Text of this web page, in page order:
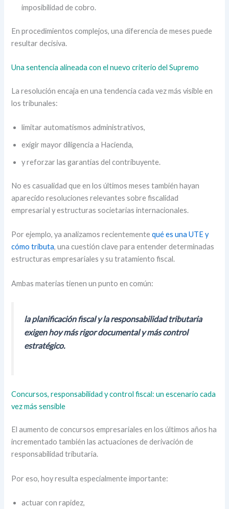
imposibilidad de cobro.
En procedimientos complejos, una diferencia de meses puede
resultar decisiva.
Una sentencia alineada con el nuevo criterio del Supremo
La resolución encaja en una tendencia cada vez más visible en
los tribunales:
limitar automatismos administrativos,
exigir mayor diligencia a Hacienda,
y reforzar las garantías del contribuyente.
No es casualidad que en los últimos meses también hayan
aparecido resoluciones relevantes sobre fiscalidad
empresarial y estructuras societarias internacionales.
Por ejemplo, ya analizamos recientementequé es una UTE y
cómo tributa, una cuestión clave para entender determinadas
estructuras empresariales y su tratamiento fiscal.
Ambas materias tienen un punto en común:
la planificación fiscal y la responsabilidad tributaria
exigen hoy más rigor documental y más control
estratégico.
Concursos, responsabilidad y control fiscal: un escenario cada
vez más sensible
El aumento de concursos empresariales en los últimos años ha
incrementado también las actuaciones de derivación de
responsabilidad tributaria.
Por eso, hoy resulta especialmente importante:
actuar con rapidez,